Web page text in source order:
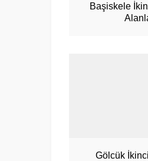
Başiskele
Gölcük